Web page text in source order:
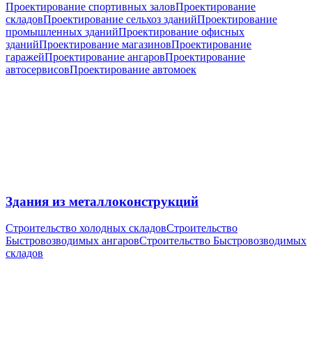
Проектирование спортивных заловПроектирование
складовПроектирование сельхоз зданийПроектирование
промышленных зданийПроектирование офисных
зданийПроектирование магазиновПроектирование
гаражейПроектирование ангаровПроектирование
автосервисовПроектирование автомоек
Здания из металлоконструкций
Строительство холодных складовСтроительство
Быстровозводимых ангаровСтроительство Быстровозводимых
складов